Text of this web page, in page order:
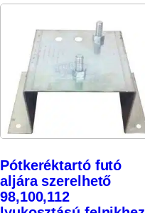
Pótkeréktartó futó
aljára szerelhető
98,100,112